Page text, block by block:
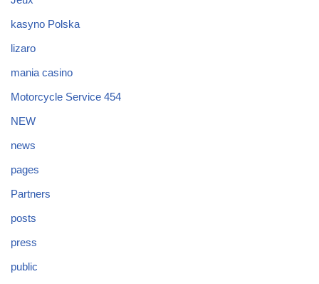
kasyno Polska
lizaro
mania casino
Motorcycle Service 454
NEW
news
pages
Partners
posts
press
public